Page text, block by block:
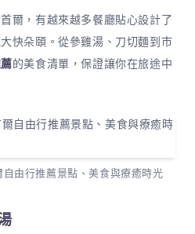
爾，有越來越多餐廳貼心設計了
大快朵頤。從參雞湯、刀切麵到市
的美食清單，保證讓你在旅途中
由行推薦景點、美食與療癒時光